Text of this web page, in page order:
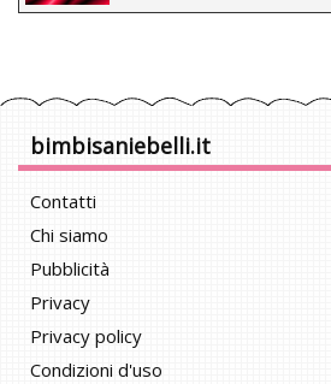
bimbisaniebelli.it
Contatti
Chi siamo
Pubblicità
Privacy
Privacy policy
Condizioni d'uso